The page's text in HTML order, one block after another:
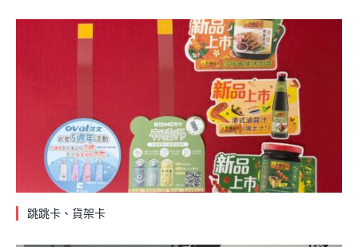
跳跳卡、貨架卡